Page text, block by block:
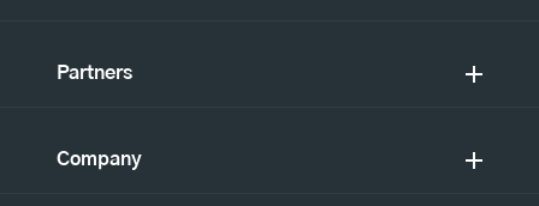
Partners
Company